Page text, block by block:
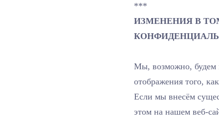
***
ИЗМЕНЕНИЯ В
Мы, возможно, будем
отображения того,
Если мы внесём
этом на нашем веб-